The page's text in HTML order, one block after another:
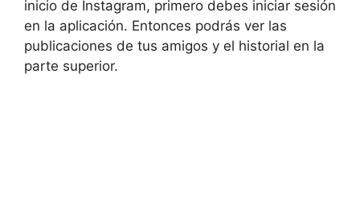
inicio de Instagram, primero debes iniciar sesión
en la aplicación. Entonces podrás ver las
publicaciones de tus amigos y el historial en la
parte superior.